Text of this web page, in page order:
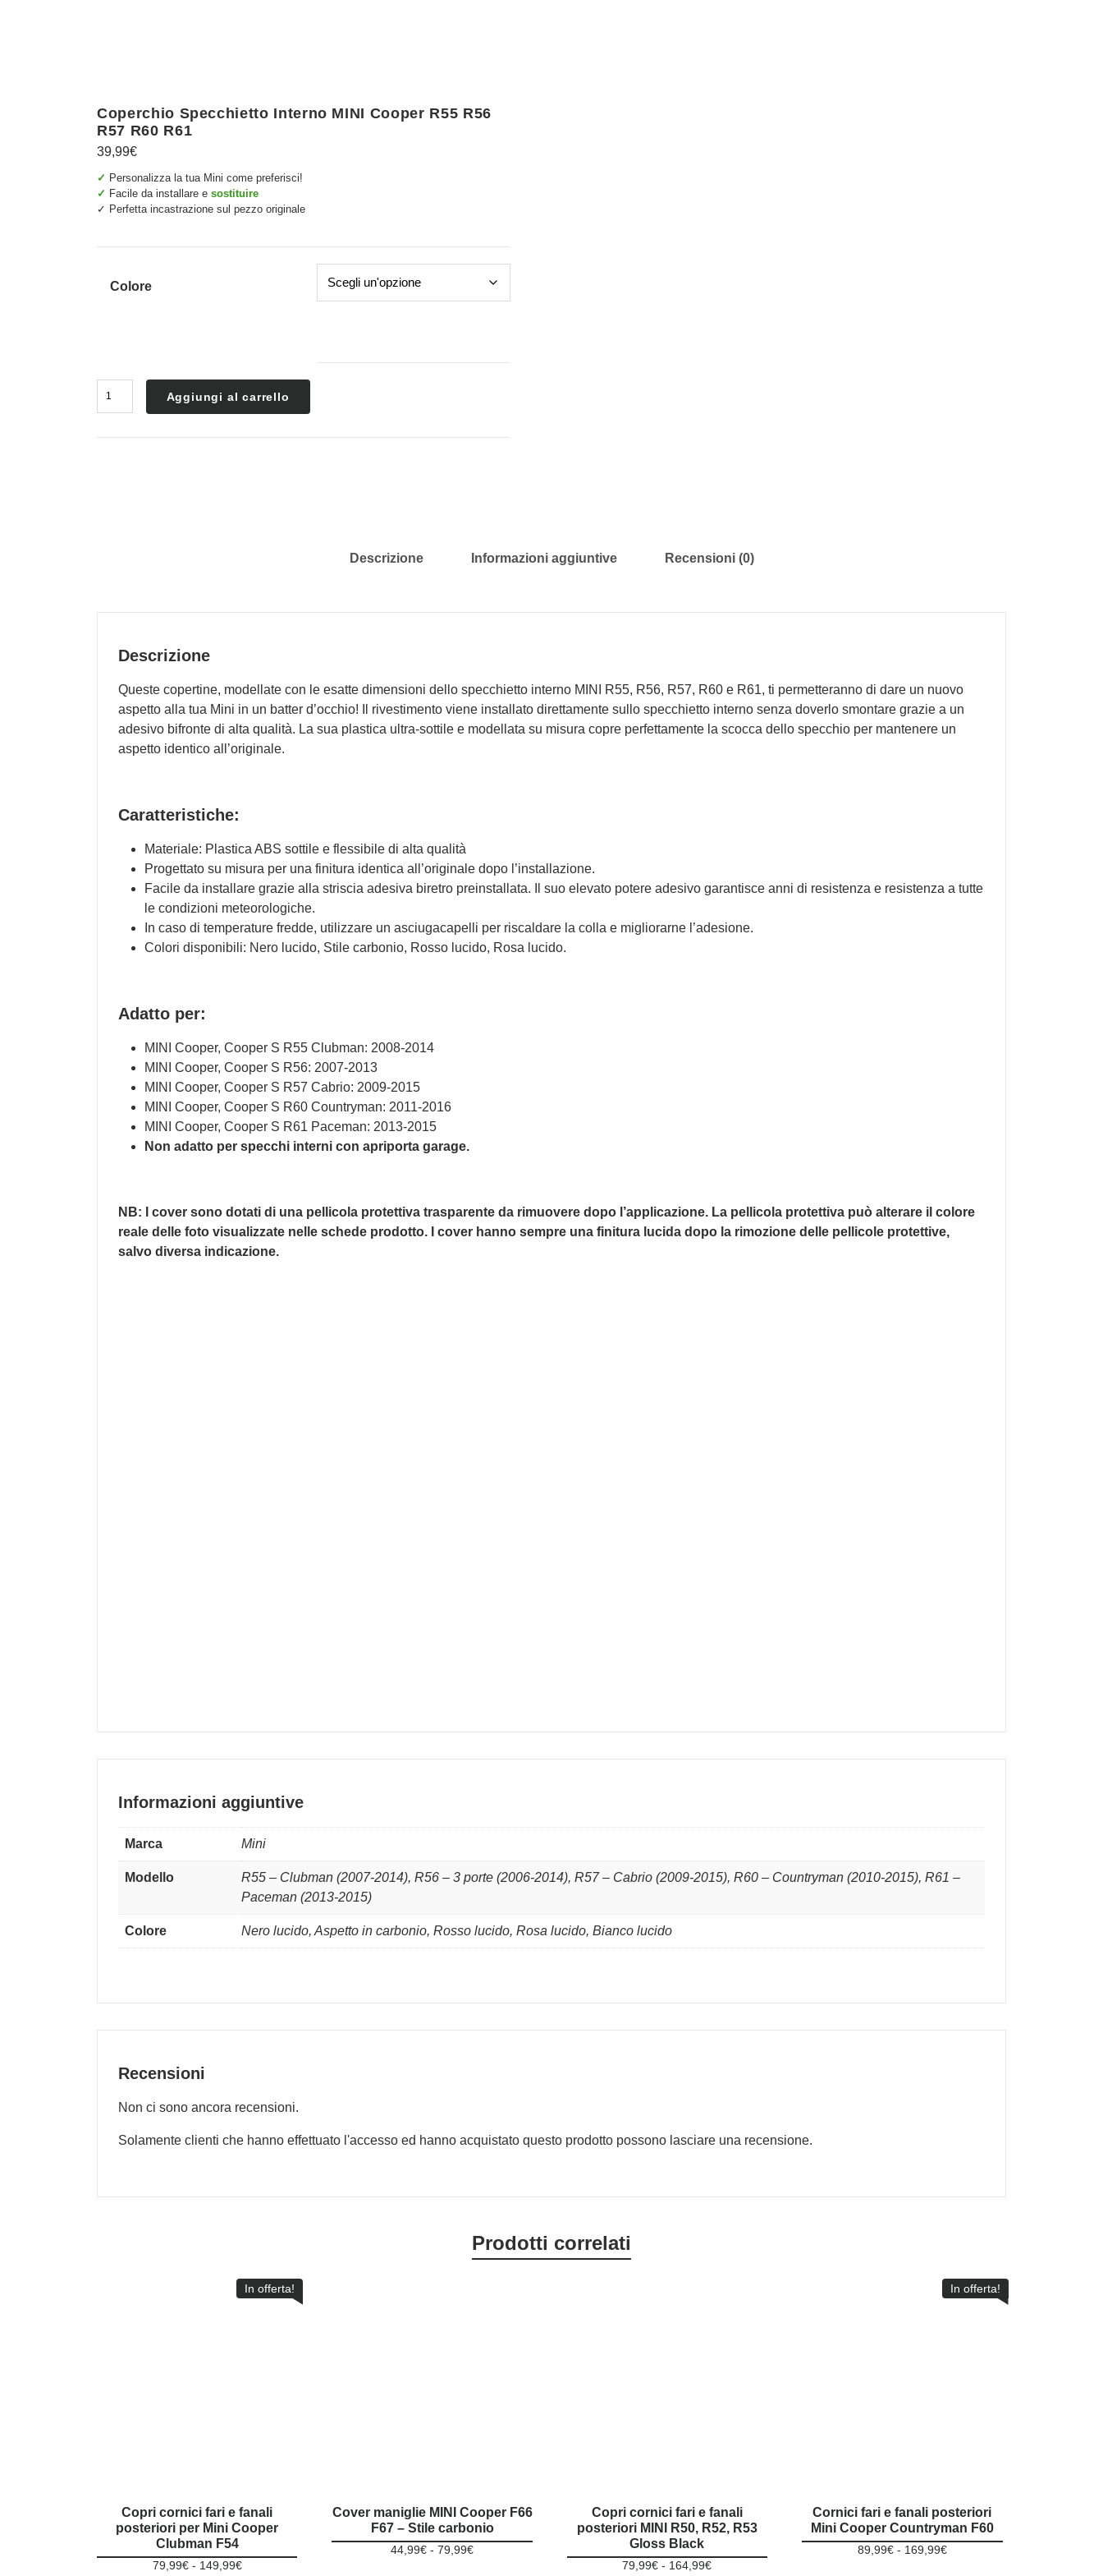
Coperchio Specchietto Interno MINI Cooper R55 R56
R57 R60 R61
39,99€
✓ Personalizza la tua Mini come preferisci!
✓ Facile da installare e sostituire
✓ Perfetta incastrazione sul pezzo originale
Colore
Aggiungi al carrello
Descrizione Informazioni aggiuntive Recensioni (0)
Descrizione
Queste copertine, modellate con le esatte dimensioni dello specchietto interno MINI R55, R56, R57, R60 e R61, ti permetteranno di dare un nuovo
aspetto alla tua Mini in un batter d’occhio! Il rivestimento viene installato direttamente sullo specchietto interno senza doverlo smontare grazie a un
adesivo bifronte di alta qualità. La sua plastica ultra-sottile e modellata su misura copre perfettamente la scocca dello specchio per mantenere un
aspetto identico all’originale.
Caratteristiche:
Materiale: Plastica ABS sottile e flessibile di alta qualità
Progettato su misura per una finitura identica all’originale dopo l’installazione.
Facile da installare grazie alla striscia adesiva biretro preinstallata. Il suo elevato potere adesivo garantisce anni di resistenza e resistenza a tutte
le condizioni meteorologiche.
In caso di temperature fredde, utilizzare un asciugacapelli per riscaldare la colla e migliorarne l’adesione.
Colori disponibili: Nero lucido, Stile carbonio, Rosso lucido, Rosa lucido.
Adatto per:
MINI Cooper, Cooper S R55 Clubman: 2008-2014
MINI Cooper, Cooper S R56: 2007-2013
MINI Cooper, Cooper S R57 Cabrio: 2009-2015
MINI Cooper, Cooper S R60 Countryman: 2011-2016
MINI Cooper, Cooper S R61 Paceman: 2013-2015
Non adatto per specchi interni con apriporta garage.
NB: I cover sono dotati di una pellicola protettiva trasparente da rimuovere dopo l’applicazione. La pellicola protettiva può alterare il colore
reale delle foto visualizzate nelle schede prodotto. I cover hanno sempre una finitura lucida dopo la rimozione delle pellicole protettive,
salvo diversa indicazione.
Informazioni aggiuntive
Marca Mini
Modello
R55 – Clubman (2007-2014), R56 – 3 porte (2006-2014), R57 – Cabrio (2009-2015), R60 – Countryman (2010-2015), R61 –
Paceman (2013-2015)
Colore Nero lucido, Aspetto in carbonio, Rosso lucido, Rosa lucido, Bianco lucido
Recensioni
Non ci sono ancora recensioni.
Solamente clienti che hanno effettuato l'accesso ed hanno acquistato questo prodotto possono lasciare una recensione.
Prodotti correlati
In offerta!
Copri cornici fari e fanali
posteriori per Mini Cooper
Clubman F54
79,99€ - 149,99€Fascia
Cover maniglie MINI Cooper F66
F67 – Stile carbonio
44,99€ - 79,99€Fascia
Copri cornici fari e fanali
posteriori MINI R50, R52, R53
Gloss Black
79,99€ - 164,99€Fascia
In offerta!
Cornici fari e fanali posteriori
Mini Cooper Countryman F60
89,99€ - 169,99€Fascia